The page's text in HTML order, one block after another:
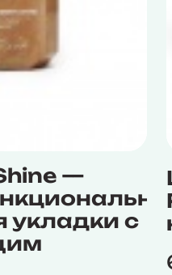
—
укладки с